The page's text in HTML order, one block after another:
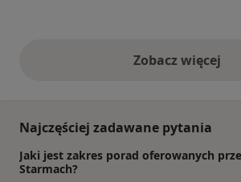
Zobacz więcej
opinie
Najczęściej zadawane pytania
Jaki jest zakres porad oferowanych
Starmach?